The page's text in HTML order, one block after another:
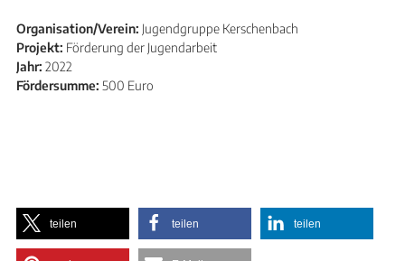
Organisation/Verein: Jugendgruppe Kerschenbach
Projekt: Förderung der Jugendarbeit
Jahr: 2022
Fördersumme: 500 Euro
teilen teilen teilen